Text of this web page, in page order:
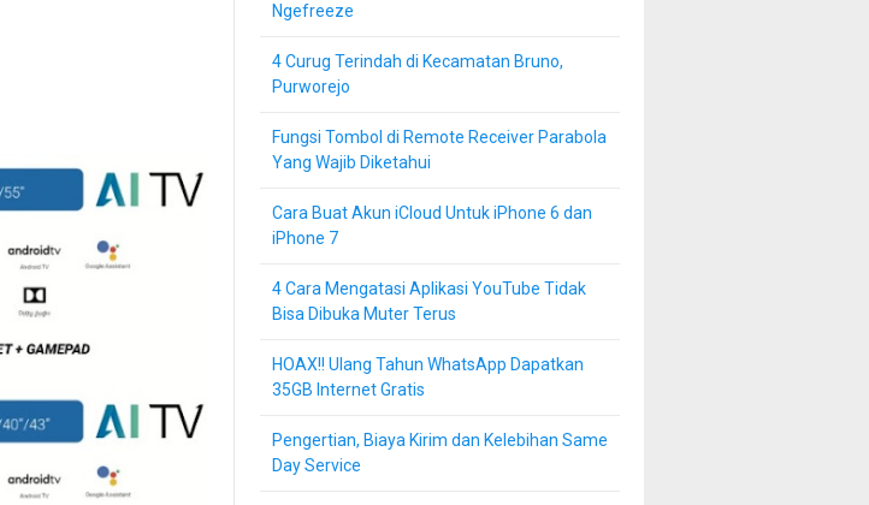
Ngefreeze
4 Curug Terindah di Kecamatan Bruno,
Purworejo
Fungsi Tombol di Remote Receiver Parabola
Yang Wajib Diketahui
Cara Buat Akun iCloud Untuk iPhone 6 dan
iPhone 7
4 Cara Mengatasi Aplikasi YouTube Tidak
Bisa Dibuka Muter Terus
HOAX!! Ulang Tahun WhatsApp Dapatkan
35GB Internet Gratis
Pengertian, Biaya Kirim dan Kelebihan Same
Day Service